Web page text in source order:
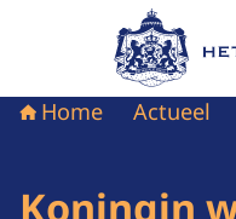
Naar de
Home Actueel
Koningin